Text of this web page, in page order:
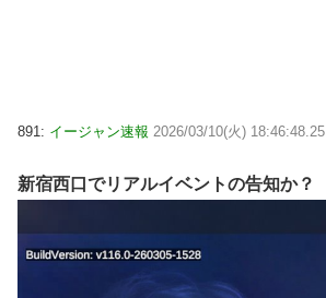
891: イージャン速報 2026/03/10(火) 18:46:48.25
新宿西口でリアルイベントの告知か？